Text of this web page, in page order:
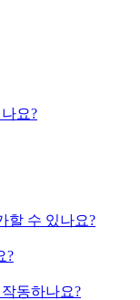
요?
할 수 있나요?
?
동하나요?